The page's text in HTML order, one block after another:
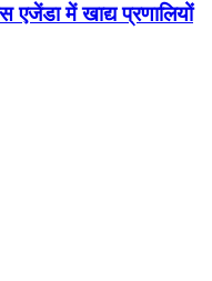
एजेंडा में खाद्य प्रणालियों